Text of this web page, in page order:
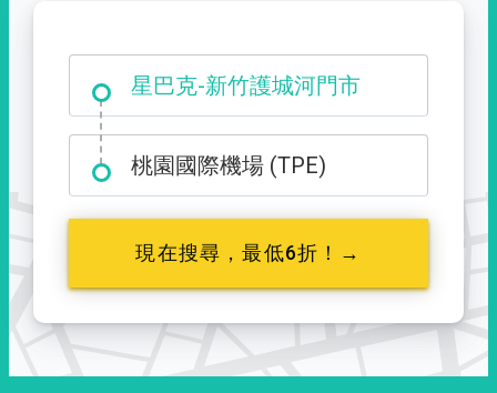
星巴克-新竹護城河門市
大霸尖山登山口
桃園國際機場 (TPE)
現在搜尋，最低6折！→